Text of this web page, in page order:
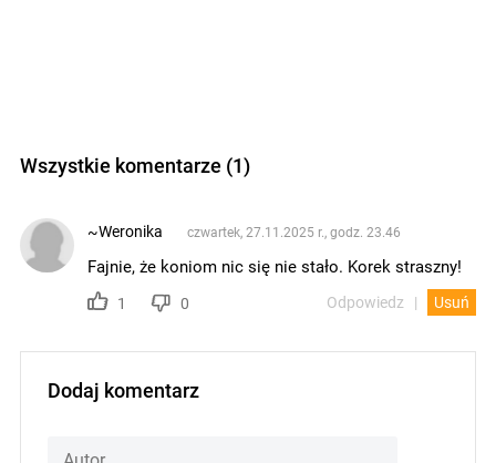
Wszystkie komentarze (1)
~Weronika czwartek, 27.11.2025 r., godz. 23.46
Fajnie, że koniom nic się nie stało. Korek straszny!
1 0 Odpowiedz Usuń
Dodaj komentarz